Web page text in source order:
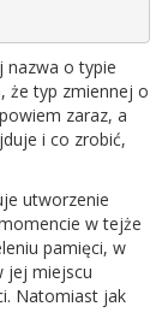
nazwa o typie
że typ zmiennej o
zaraz, a
i co zrobić,
utworzenie
w tejże
pamięci, w
jej miejscu
Natomiast jak